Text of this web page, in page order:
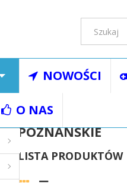
NOWOŚCI
O NAS
POZNAŃSKIE
LISTA